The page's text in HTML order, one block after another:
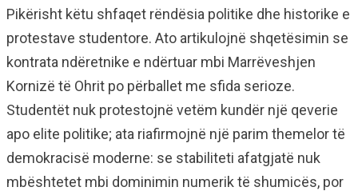
Pikërisht këtu shfaqet rëndësia politike dhe historike e
protestave studentore. Ato artikulojnë shqetësimin se
kontrata ndëretnike e ndërtuar mbi Marrëveshjen
Kornizë të Ohrit po përballet me sfida serioze.
Studentët nuk protestojnë vetëm kundër një qeverie
apo elite politike; ata riafirmojnë një parim themelor të
demokracisë moderne: se stabiliteti afatgjatë nuk
mbështetet mbi dominimin numerik të shumicës, por